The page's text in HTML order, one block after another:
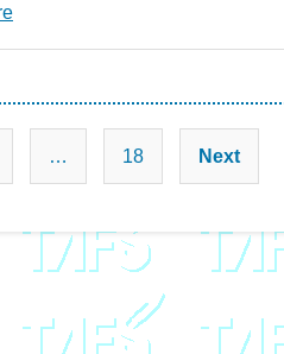
稿
の
ー
… 18 Next